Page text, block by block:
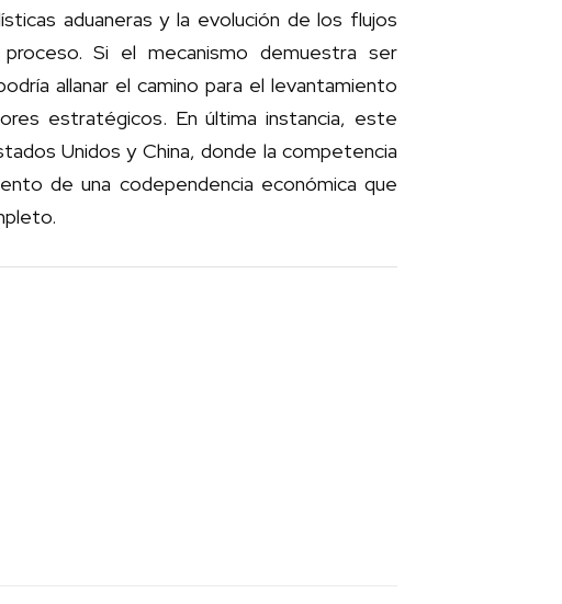
aduaneras y la evolución de los flujos
Si el mecanismo demuestra ser
allanar el camino para el levantamiento
estratégicos. En última instancia, este
Unidos y China, donde la competencia
de una codependencia económica que